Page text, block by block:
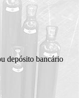
depósito bancário